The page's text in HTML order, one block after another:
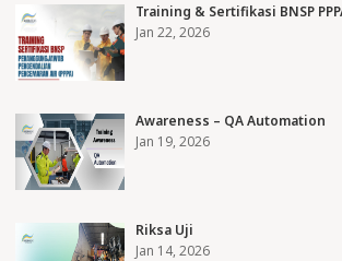
Training & Sertifikasi BNSP
Jan 22, 2026
Awareness – QA Automation
Jan 19, 2026
Riksa Uji
Jan 14, 2026